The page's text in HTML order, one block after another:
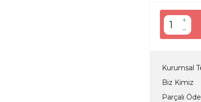
Kurumsal
Biz Kimiz
Parçalı